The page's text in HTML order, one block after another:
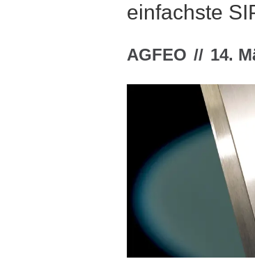
einfachste
AGFEO // 14.